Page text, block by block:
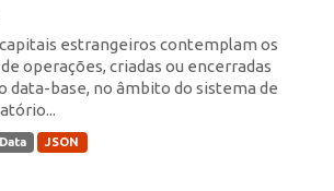
estrangeiros contemplam os
operações, criadas ou encerradas
data-base, no âmbito do sistema de
JSON